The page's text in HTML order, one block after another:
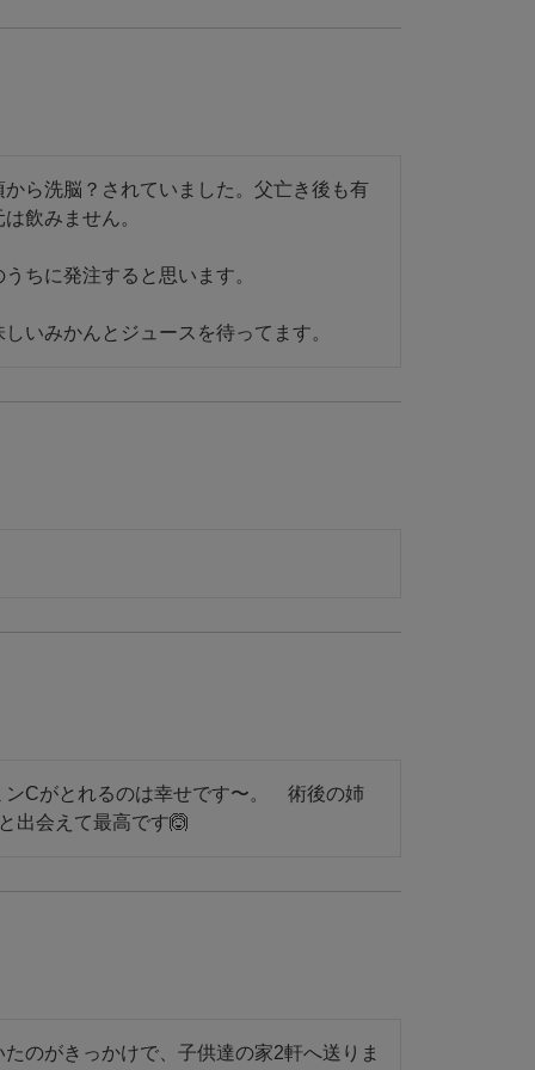
ら洗脳？されていました。父亡き後も有
飲みません。
ちに発注すると思います。
いみかんとジュースを待ってます。
Cがとれるのは幸せです〜。　術後の姉
出会えて最高です🙆
のがきっかけで、子供達の家2軒へ送りま